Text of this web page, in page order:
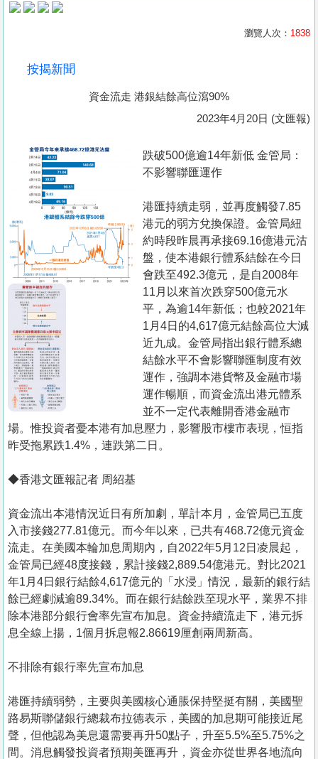
產
冊
關
於
我
們
瀏覽人次： 1838
按揭新聞
資金流走 港銀結餘高位瀉90%
2023年4月20日 (文匯報)
跌破500億逾14年新低 金管局：
不影響聯匯運作
港匯持續走弱，並再度觸發7.85
港元的弱方兌換保證。金管局紐
約時段昨晨再承接69.16億港元沽
盤，使本港銀行體系結餘在今日
會跌至492.3億元，是自2008年
11月以來首次跌穿500億元水
平，為逾14年新低；也較2021年
1月4日的4,617億元結餘高位大減
近九成。金管局指出銀行體系總
結餘水平不會影響聯匯制度有效
運作，強調本港貨幣及金融市場
運作暢順，而資金流出港元體系
並不一定代表離開香港金融市
場。惟投資者憂本港有加息壓力，影響股市樓市表現，恒指
昨受拖累跌1.4%，連跌第二日。
◆香港文匯報記者 周紹基
資金流出本港情況近日有所加劇，單計本月，金管局已五度
入市接錢277.81億元。而今年以來，已共有468.72億元資金
流走。在美國本輪加息周期內，自2022年5月12日凌晨起，
金管局已經48度接錢，累計接錢2,889.54億港元。對比2021
年1月4日銀行結餘4,617億元的「水浸」情況，最新的銀行結
餘已經劇減逾89.34%。而在銀行結餘跌至現水平，業界不排
除本港部分銀行會率先宣布加息。資金持續流走下，港元拆
息全線上揚，1個月拆息報2.86619厘創兩周新高。
不排除有銀行率先宣布加息
港匯持續弱勢，主要與美國核心通脹保持堅挺有關，美國聖
路易斯聯儲銀行總裁布拉德表示，美國的加息期可能接近尾
聲，但他認為美息還需要再升50點子，升至5.5%至5.75%之
間。消息觸發投資者預期美匯再升，資金亦從世界各地流向